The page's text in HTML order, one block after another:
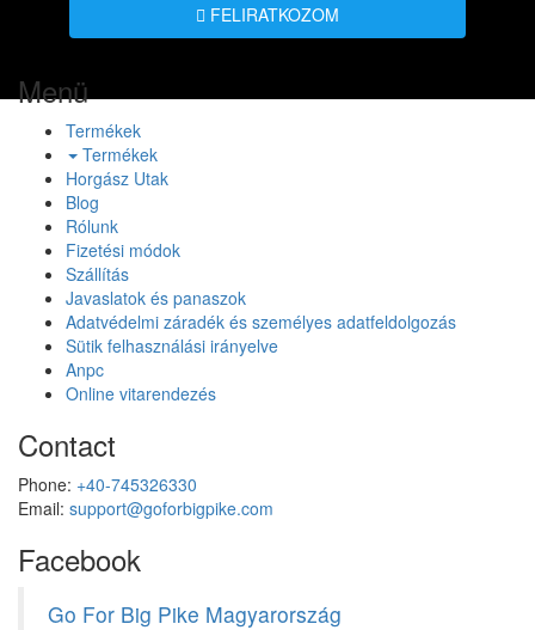
FELIRATKOZOM
Menü
Termékek
Termékek
Horgász Utak
Blog
Rólunk
Fizetési módok
Szállítás
Javaslatok és panaszok
Adatvédelmi záradék és személyes adatfeldolgozás
Sütik felhasználási irányelve
Anpc
Online vitarendezés
Contact
Phone: +40-745326330
Email: support@goforbigpike.com
Facebook
Go For Big Pike Magyarország